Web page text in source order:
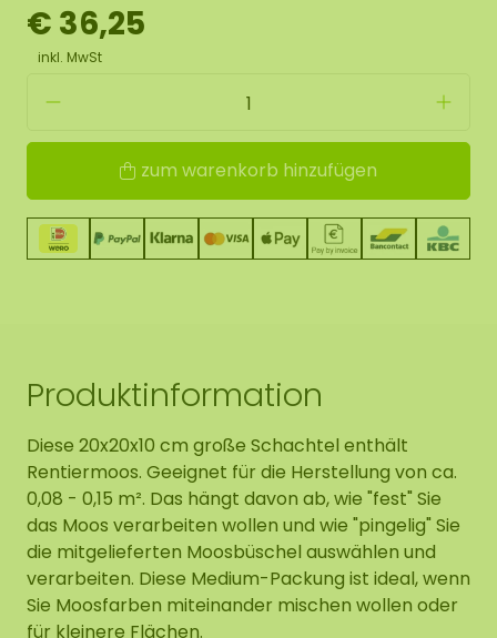
€ 36,25
inkl. MwSt
zum warenkorb hinzufügen
Produktinformation
Diese 20x20x10 cm große Schachtel enthält
Rentiermoos. Geeignet für die Herstellung von ca.
0,08 - 0,15 m². Das hängt davon ab, wie "fest" Sie
das Moos verarbeiten wollen und wie "pingelig" Sie
die mitgelieferten Moosbüschel auswählen und
verarbeiten. Diese Medium-Packung ist ideal, wenn
Sie Moosfarben miteinander mischen wollen oder
für kleinere Flächen.